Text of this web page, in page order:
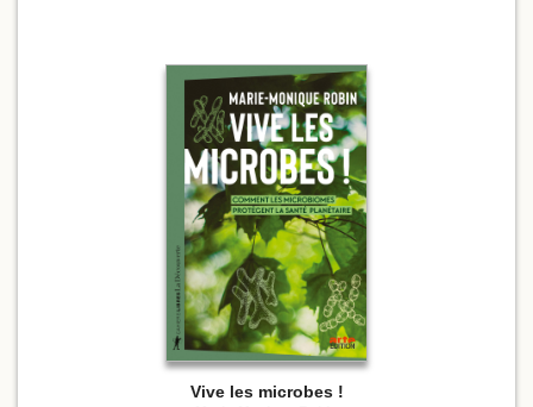
Vive les microbes !